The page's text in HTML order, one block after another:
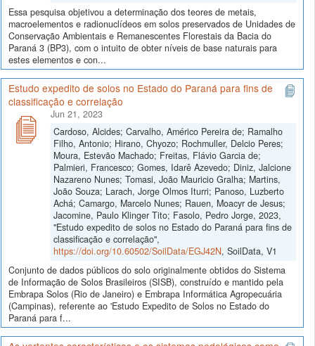
Essa pesquisa objetivou a determinação dos teores de metais,
macroelementos e radionuclídeos em solos preservados de Unidades de
Conservação Ambientais e Remanescentes Florestais da Bacia do
Paraná 3 (BP3), com o intuito de obter níveis de base naturais para
estes elementos e con...
Estudo expedito de solos no Estado do Paraná para fins de
classificação e correlação
Jun 21, 2023
Cardoso, Alcides; Carvalho, Américo Pereira de; Ramalho
Filho, Antonio; Hirano, Chyozo; Rochmuller, Delcio Peres;
Moura, Estevão Machado; Freitas, Flávio Garcia de;
Palmieri, Francesco; Gomes, Idarê Azevedo; Diniz, Jalcione
Nazareno Nunes; Tomasi, João Mauricio Gralha; Martins,
João Souza; Larach, Jorge Olmos Iturri; Panoso, Luzberto
Achá; Camargo, Marcelo Nunes; Rauen, Moacyr de Jesus;
Jacomine, Paulo Klinger Tito; Fasolo, Pedro Jorge, 2023,
"Estudo expedito de solos no Estado do Paraná para fins de
classificação e correlação",
https://doi.org/10.60502/SoilData/EGJ42N, SoilData, V1
Conjunto de dados públicos do solo originalmente obtidos do Sistema
de Informação de Solos Brasileiros (SISB), construído e mantido pela
Embrapa Solos (Rio de Janeiro) e Embrapa Informática Agropecuária
(Campinas), referente ao 'Estudo Expedito de Solos no Estado do
Paraná para f...